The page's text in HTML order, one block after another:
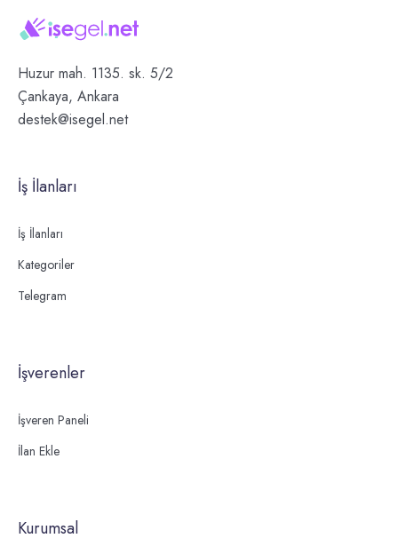
Huzur mah. 1135. sk. 5/2
Çankaya, Ankara
destek@isegel.net
İş İlanları
İş İlanları
Kategoriler
Telegram
İşverenler
İşveren Paneli
İlan Ekle
Kurumsal